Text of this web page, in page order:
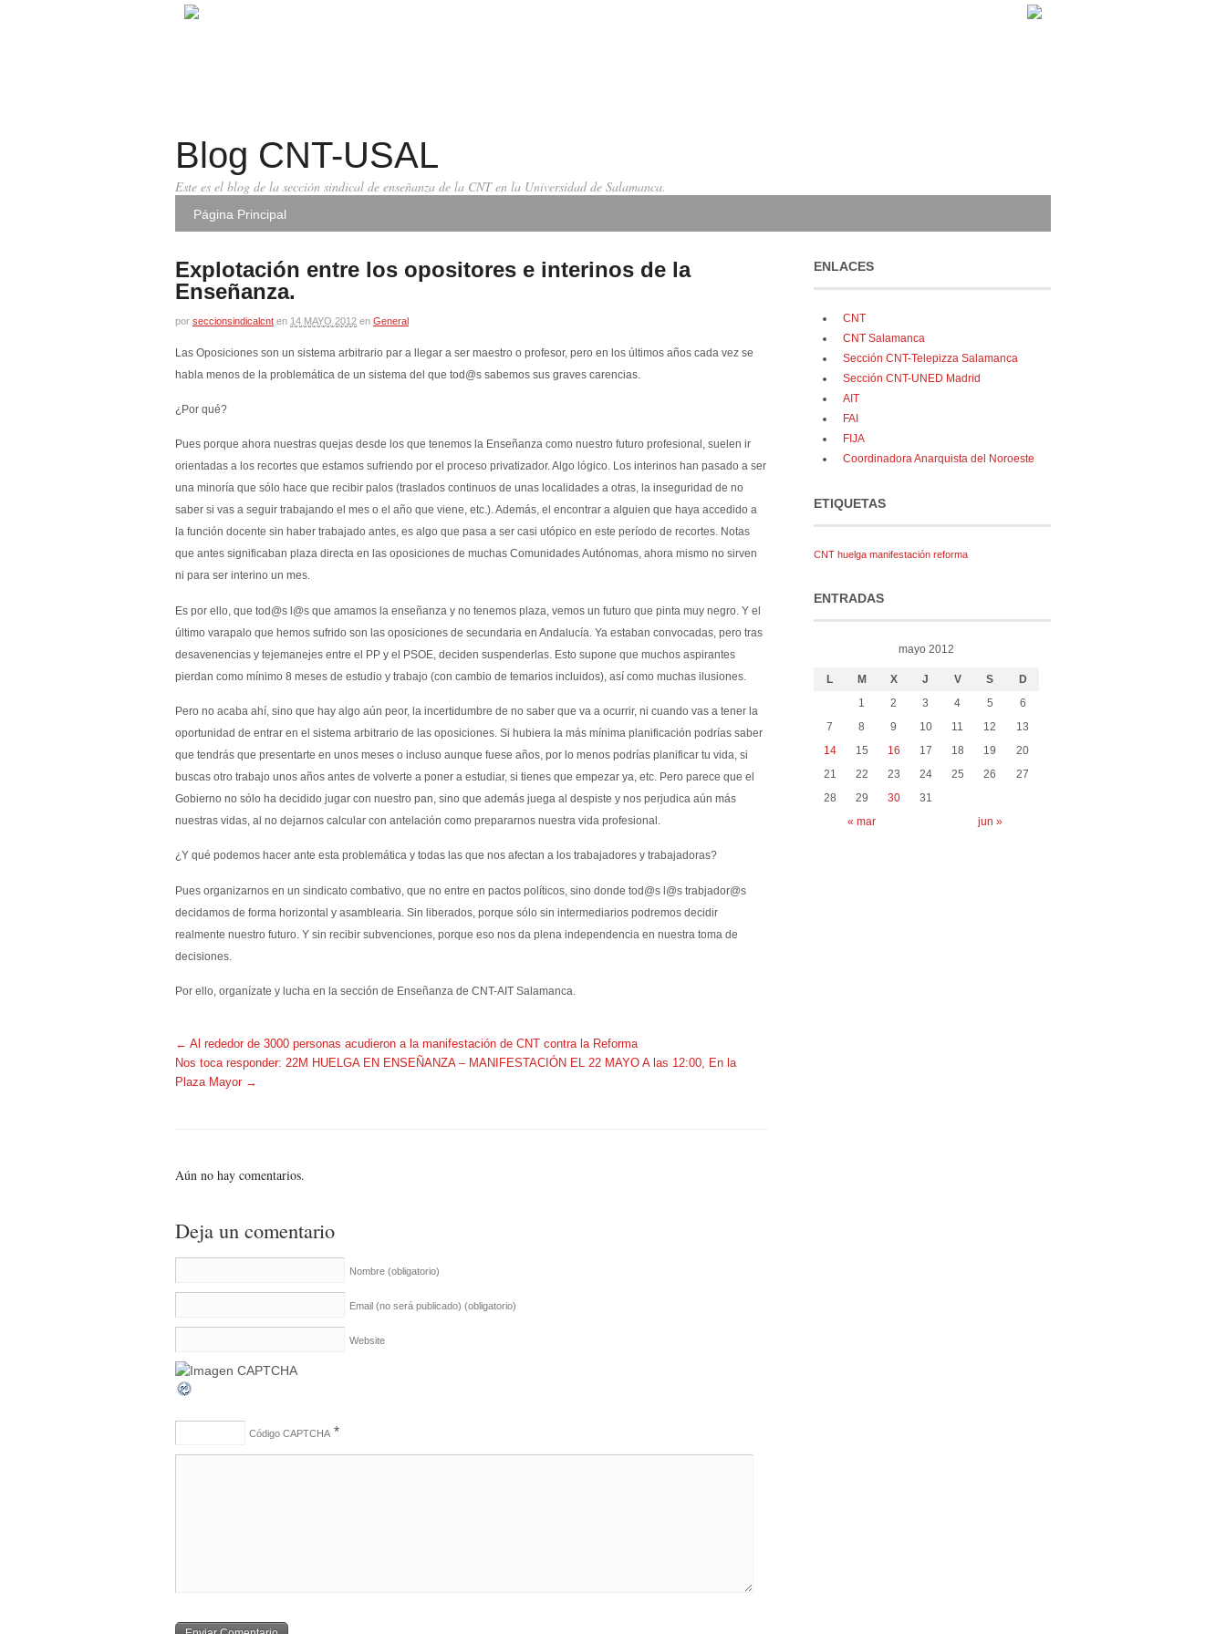
Blog CNT-USAL
Este es el blog de la sección sindical de enseñanza de la CNT en la Universidad de Salamanca.
Página Principal
Explotación entre los opositores e interinos de la
Enseñanza.
por seccionsindicalcnt en 14 MAYO 2012 en General
Las Oposiciones son un sistema arbitrario par a llegar a ser maestro o profesor, pero en los últimos años cada vez se
habla menos de la problemática de un sistema del que tod@s sabemos sus graves carencias.
¿Por qué?
Pues porque ahora nuestras quejas desde los que tenemos la Enseñanza como nuestro futuro profesional, suelen ir
orientadas a los recortes que estamos sufriendo por el proceso privatizador. Algo lógico. Los interinos han pasado a ser
una minoría que sólo hace que recibir palos (traslados continuos de unas localidades a otras, la inseguridad de no
saber si vas a seguir trabajando el mes o el año que viene, etc.). Además, el encontrar a alguien que haya accedido a
la función docente sin haber trabajado antes, es algo que pasa a ser casi utópico en este período de recortes. Notas
que antes significaban plaza directa en las oposiciones de muchas Comunidades Autónomas, ahora mismo no sirven
ni para ser interino un mes.
Es por ello, que tod@s l@s que amamos la enseñanza y no tenemos plaza, vemos un futuro que pinta muy negro. Y el
último varapalo que hemos sufrido son las oposiciones de secundaria en Andalucía. Ya estaban convocadas, pero tras
desavenencias y tejemanejes entre el PP y el PSOE, deciden suspenderlas. Esto supone que muchos aspirantes
pierdan como mínimo 8 meses de estudio y trabajo (con cambio de temarios incluidos), así como muchas ilusiones.
Pero no acaba ahí, sino que hay algo aún peor, la incertidumbre de no saber que va a ocurrir, ni cuando vas a tener la
oportunidad de entrar en el sistema arbitrario de las oposiciones. Si hubiera la más mínima planificación podrías saber
que tendrás que presentarte en unos meses o incluso aunque fuese años, por lo menos podrías planificar tu vida, si
buscas otro trabajo unos años antes de volverte a poner a estudiar, si tienes que empezar ya, etc. Pero parece que el
Gobierno no sólo ha decidido jugar con nuestro pan, sino que además juega al despiste y nos perjudica aún más
nuestras vidas, al no dejarnos calcular con antelación como prepararnos nuestra vida profesional.
¿Y qué podemos hacer ante esta problemática y todas las que nos afectan a los trabajadores y trabajadoras?
Pues organizarnos en un sindicato combativo, que no entre en pactos políticos, sino donde tod@s l@s trabjador@s
decidamos de forma horizontal y asamblearia. Sin liberados, porque sólo sin intermediarios podremos decidir
realmente nuestro futuro. Y sin recibir subvenciones, porque eso nos da plena independencia en nuestra toma de
decisiones.
Por ello, organízate y lucha en la sección de Enseñanza de CNT-AIT Salamanca.
← Al rededor de 3000 personas acudieron a la manifestación de CNT contra la Reforma
Nos toca responder: 22M HUELGA EN ENSEÑANZA – MANIFESTACIÓN EL 22 MAYO A las 12:00, En la
Plaza Mayor →
Aún no hay comentarios.
Deja un comentario
Nombre (obligatorio)
Email (no será publicado) (obligatorio)
Website
Código CAPTCHA *
ENLACES
CNT
CNT Salamanca
Sección CNT-Telepizza Salamanca
Sección CNT-UNED Madrid
AIT
FAI
FIJA
Coordinadora Anarquista del Noroeste
ETIQUETAS
CNT huelga manifestación reforma
ENTRADAS
mayo 2012
L M X J V S D
« mar jun »
1 2 3 4 5
6
7
8 9 10 11 12
13
14
15 16 17 18 19
20
21
22 23 24 25 26
27
28
29 30 31